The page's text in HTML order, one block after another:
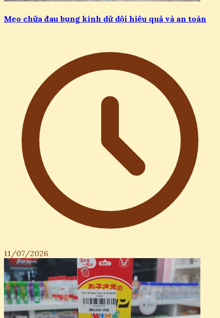
Mẹo chữa đau bụng kinh dữ dội hiệu quả và an toàn
11/07/2026